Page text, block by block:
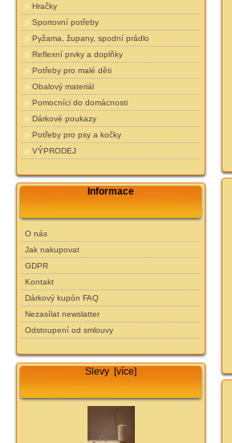
Hračky
Sportovní potřeby
Pyžama, župany, spodní prádlo
Reflexní prvky a doplňky
Potřeby pro malé děti
Obalový materiál
Pomocníci do domácnosti
Dárkové poukazy
Potřeby pro psy a kočky
VÝPRODEJ
Informace
O nás
Jak nakupovat
GDPR
Kontakt
Dárkový kupón FAQ
Nezasílat newslatter
Odstoupení od smlouvy
Slevy [více]